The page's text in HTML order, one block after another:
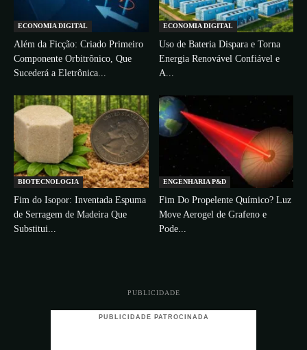
ECONOMIA DIGITAL
Além da Ficção: Criado Primeiro
Componente Orbitrônico, Que
Sucederá a Eletrônica...
ECONOMIA DIGITAL
Uso de Bateria Dispara e Torna
Energia Renovável Confiável e
A...
BIOTECNOLOGIA
Fim do Isopor: Inventada Espuma
de Serragem de Madeira Que
Substitui...
ENGENHARIA P&D
Fim Do Propelente Químico? Luz
Move Aerogel de Grafeno e
Pode...
PUBLICIDADE
PUBLICIDADE PATROCINADA